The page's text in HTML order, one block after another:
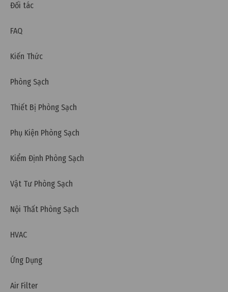
Đối tác
FAQ
Kiến Thức
Phòng Sạch
Thiết Bị Phòng Sạch
Phụ Kiện Phòng Sạch
Kiểm Định Phòng Sạch
Vật Tư Phòng Sạch
Nội Thất Phòng Sạch
HVAC
Ứng Dụng
Air Filter